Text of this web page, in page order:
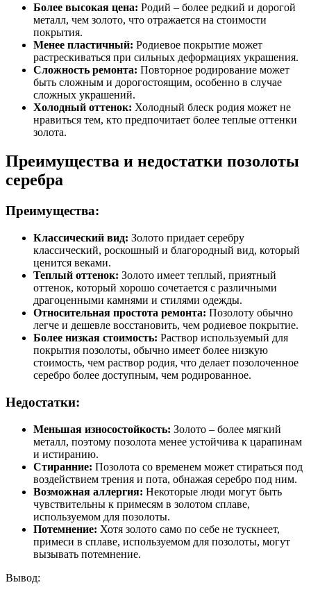
Более высокая цена: Родий – более редкий и дорогой
металл, чем золото, что отражается на стоимости
покрытия.
Менее пластичный: Родиевое покрытие может
растрескиваться при сильных деформациях украшения.
Сложность ремонта: Повторное родирование может
быть сложным и дорогостоящим, особенно в случае
сложных украшений.
Холодный оттенок: Холодный блеск родия может не
нравиться тем, кто предпочитает более теплые оттенки
золота.
Преимущества и недостатки позолоты
серебра
Преимущества:
Классический вид: Золото придает серебру
классический, роскошный и благородный вид, который
ценится веками.
Теплый оттенок: Золото имеет теплый, приятный
оттенок, который хорошо сочетается с различными
драгоценными камнями и стилями одежды.
Относительная простота ремонта: Позолоту обычно
легче и дешевле восстановить, чем родиевое покрытие.
Более низкая стоимость: Раствор используемый для
покрытия позолоты, обычно имеет более низкую
стоимость, чем раствор родия, что делает позолоченное
серебро более доступным, чем родированное.
Недостатки:
Меньшая износостойкость: Золото – более мягкий
металл, поэтому позолота менее устойчива к царапинам
и истиранию.
Стиранние: Позолота со временем может стираться под
воздействием трения и пота, обнажая серебро под ним.
Возможная аллергия: Некоторые люди могут быть
чувствительны к примесям в золотом сплаве,
используемом для позолоты.
Потемнение: Хотя золото само по себе не тускнеет,
примеси в сплаве, используемом для позолоты, могут
вызывать потемнение.
Вывод: